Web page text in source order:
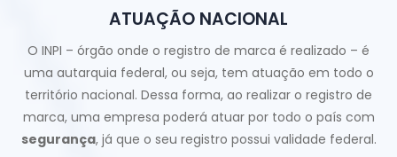
ATUAÇÃO NACIONAL
O INPI – órgão onde o registro de marca é realizado – é
uma autarquia federal, ou seja, tem atuação em todo o
território nacional. Dessa forma, ao realizar o registro de
marca, uma empresa poderá atuar por todo o país com
segurança, já que o seu registro possui validade federal.